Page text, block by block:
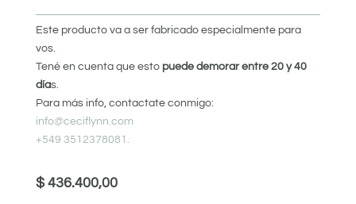
Este producto va a ser fabricado especialmente para
vos.
Tené en cuenta que esto puede demorar entre 20 y 40
días.
Para más info, contactate conmigo:
info@ceciflynn.com
+549 3512378081.
$436.400,00